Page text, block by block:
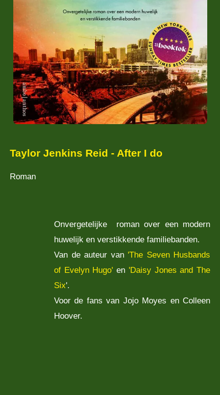
Taylor Jenkins Reid - After I do
Roman
Onvergetelijke roman over een modern
huwelijk en verstikkende familiebanden.
Van de auteur van 'The Seven Husbands
of Evelyn Hugo' en 'Daisy Jones and The
Six'.
Voor de fans van Jojo Moyes en Colleen
Hoover.